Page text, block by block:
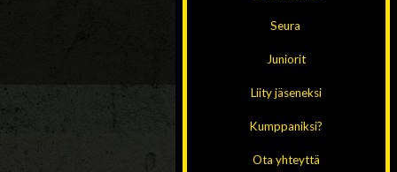
Seura
Juniorit
Liity jäseneksi
Kumppaniksi?
Ota yhteyttä